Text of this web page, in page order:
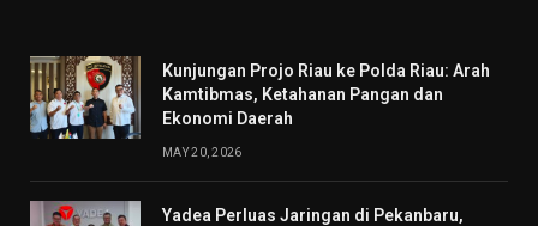
Kunjungan Projo Riau ke Polda Riau: Arah
Kamtibmas, Ketahanan Pangan dan
Ekonomi Daerah
MAY 20, 2026
Yadea Perluas Jaringan di Pekanbaru,